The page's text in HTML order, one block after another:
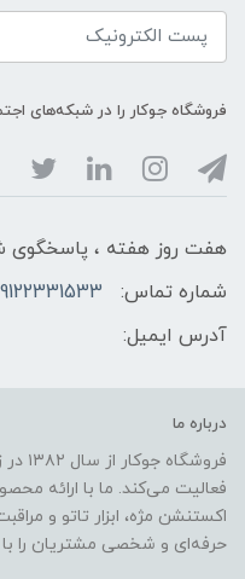
فروشگاه جوکار را در شبکه‌های
هفت روز هفته ،
شماره تماس:
آدرس ایمیل:
درباره ما
فعالیت می‌کند. ما با ارائه
اکستنشن مژه، ابزار تاتو و
حرفه‌ای و شخصی مشتریان را